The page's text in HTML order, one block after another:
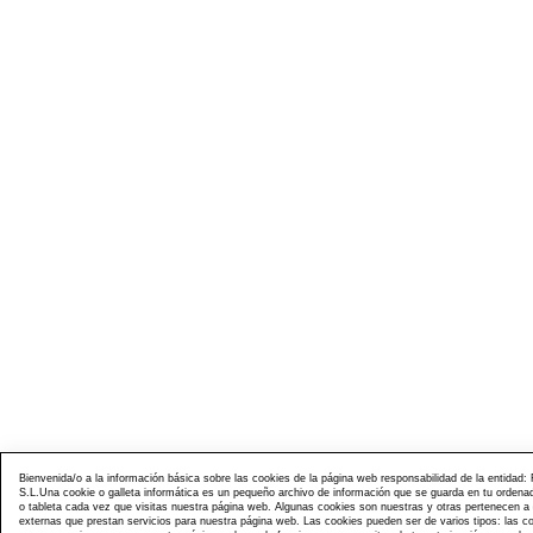
Bienvenida/o a la información básica sobre las cookies de la página web responsabilidad de la entidad:
S.L.Una cookie o galleta informática es un pequeño archivo de información que se guarda en tu
o tableta cada vez que visitas nuestra página web. Algunas cookies son nuestras y otras pertenecen a
externas que prestan servicios para nuestra página web. Las cookies pueden ser de varios tipos: las